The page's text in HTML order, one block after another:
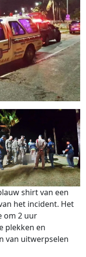
shirt van een
het incident. Het
om 2 uur
plekken en
van uitwerpselen